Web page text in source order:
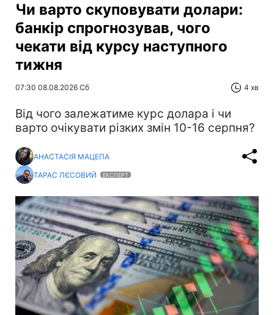
Чи варто скуповувати долари:
банкір спрогнозував, чого
чекати від курсу наступного
тижня
07:30 08.08.2026 Сб 4 хв
Від чого залежатиме курс долара і чи
варто очікувати різких змін 10-16 серпня?
АНАСТАСІЯ МАЦЕПА
ТАРАС ЛЄСОВИЙ
ЕКСПЕРТ